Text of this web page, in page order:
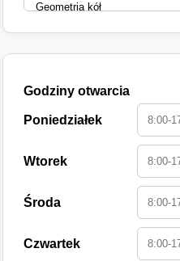
Godziny otwarcia
Poniedziałek
Wtorek
Środa
Czwartek